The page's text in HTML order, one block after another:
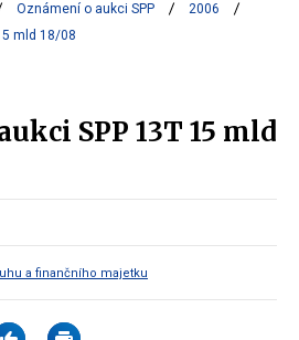
Oznámení o aukci SPP
2006
mld 18/08
SPP 13T 15 mld
a finančního majetku